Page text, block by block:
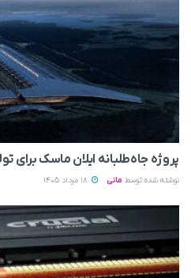
پروژه جاه‌طلبانه ایلان ماسک برای
نوشته شده توسط مانی